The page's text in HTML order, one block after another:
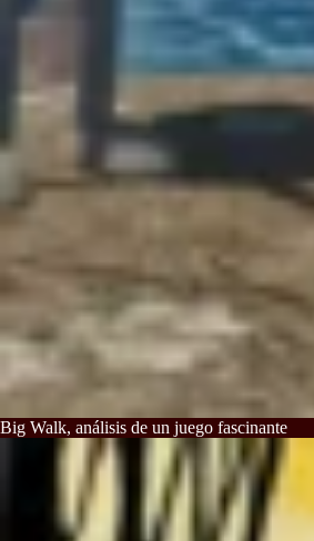
Big Walk, análisis de un juego fascinante